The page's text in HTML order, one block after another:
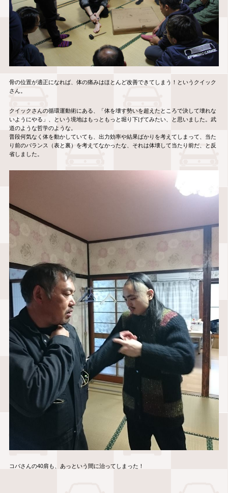
骨の位置が適正になれば、体の痛みはほとんど改善できてしまう！というクイック
さん。
クイックさんの循環運動術にある、「体を壊す勢いを超えたところで決して壊れな
いようにやる」、という境地はもっともっと堀り下げてみたい、と思いました。武
道のような哲学のような。
普段何気なく体を動かしていても、出力効率や結果ばかりを考えてしまって、当た
り前のバランス（表と裏）を考えてなかったな、それは体壊して当たり前だ、と反
省しました。
コバさんの40肩も、あっという間に治ってしまった！